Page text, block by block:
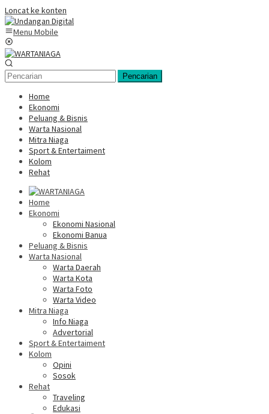
Loncat ke konten
Menu Mobile
Pencarian
Home
Ekonomi
Peluang & Bisnis
Warta Nasional
Mitra Niaga
Sport & Entertaiment
Kolom
Rehat
Home
Ekonomi
Ekonomi Nasional
Ekonomi Banua
Peluang & Bisnis
Warta Nasional
Warta Daerah
Warta Kota
Warta Foto
Warta Video
Mitra Niaga
Info Niaga
Advertorial
Sport & Entertaiment
Kolom
Opini
Sosok
Rehat
Traveling
Edukasi